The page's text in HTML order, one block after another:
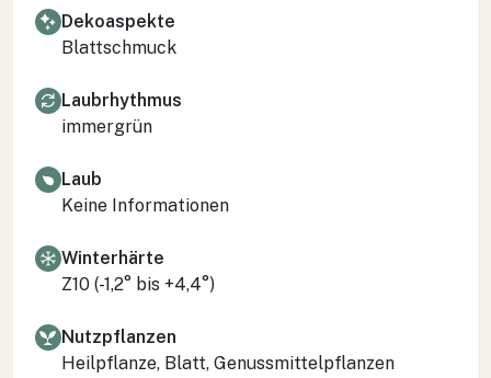
Dekoaspekte
Blattschmuck
Laubrhythmus
immergrün
Laub
Keine Informationen
Winterhärte
Z10 (-1,2° bis +4,4°)
Nutzpflanzen
Heilpflanze, Blatt, Genussmittelpflanzen